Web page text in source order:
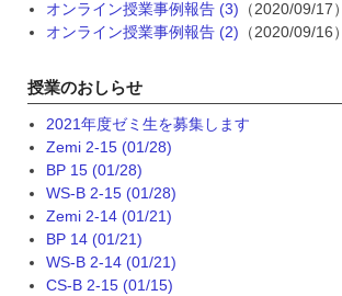
オンライン授業事例報告 (3) （2020/09/17）
オンライン授業事例報告 (2) （2020/09/16）
授業のおしらせ
2021年度ゼミ生を募集します
Zemi 2-15 (01/28)
BP 15 (01/28)
WS-B 2-15 (01/28)
Zemi 2-14 (01/21)
BP 14 (01/21)
WS-B 2-14 (01/21)
CS-B 2-15 (01/15)